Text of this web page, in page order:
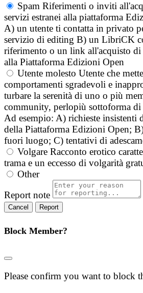
Spam Riferimenti o inviti
servizi estranei alla piattaforma
A) un utente ti contatta in privato
servizio di editing B) un LibriCK
riferimento o un link all'acquisto di
alla Piattaforma Edizioni Open
Utente molesto Utente che
comportamenti sgradevoli e
turbare la serenità di uno o più
community, perlopiù sottoforma di
Ad esempio: A) richieste insistenti
della Piattaforma Edizioni Open;
fuori luogo; C) tentativi di
Volgare Racconto erotico
trama e un eccesso di volgarità
Other
Report note
Report
Block Member?
Please confirm you want to block